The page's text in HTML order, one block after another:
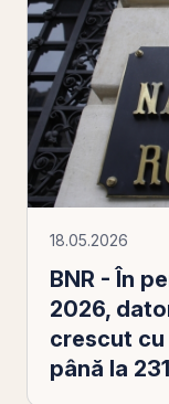
18.05.2026
BNR - În
2026,
crescut cu
până la